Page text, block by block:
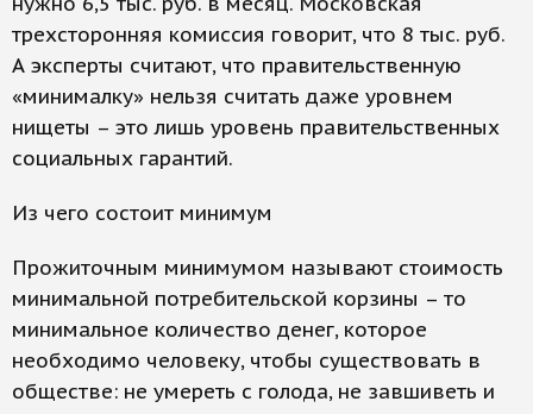
трехсторонняя комиссия говорит, что 8 тыс. руб.
А эксперты считают, что правительственную
«минималку» нельзя считать даже уровнем
нищеты – это лишь уровень правительственных
социальных гарантий.
Из чего состоит минимум
Прожиточным минимумом называют стоимость
минимальной потребительской корзины – то
минимальное количество денег, которое
необходимо человеку, чтобы существовать в
обществе: не умереть с голода, не завшиветь и